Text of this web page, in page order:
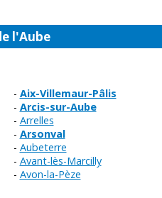
l'Aube
Aix-Villemaur-Pâlis
Arcis-sur-Aube
Arrelles
Arsonval
Aubeterre
Avant-lès-Marcilly
Avon-la-Pèze